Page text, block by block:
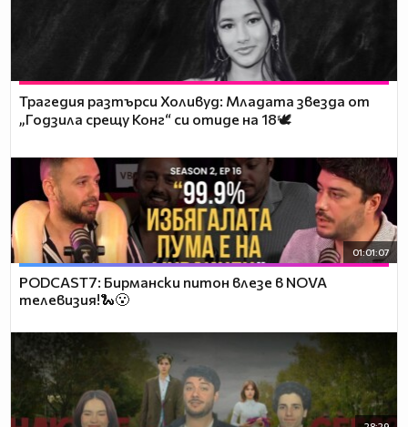
Трагедия разтърси Холивуд: Младата звезда от
„Годзила срещу Конг“ си отиде на 18🕊️
01:01:07
PODCAST7: Бирмански питон влезе в NOVA
телевизия!🐍😮